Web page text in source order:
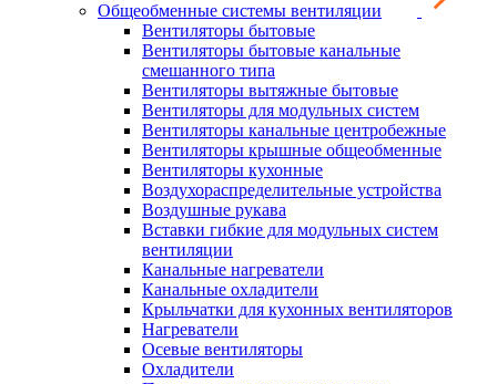
Общеобменные системы вентиляции
Вентиляторы бытовые
Вентиляторы бытовые канальные
смешанного типа
Вентиляторы вытяжные бытовые
Вентиляторы для модульных систем
Вентиляторы канальные центробежные
Вентиляторы крышные общеобменные
Вентиляторы кухонные
Воздухораспределительные устройства
Воздушные рукава
Вставки гибкие для модульных систем
вентиляции
Канальные нагреватели
Канальные охладители
Крыльчатки для кухонных вентиляторов
Нагреватели
Осевые вентиляторы
Охладители